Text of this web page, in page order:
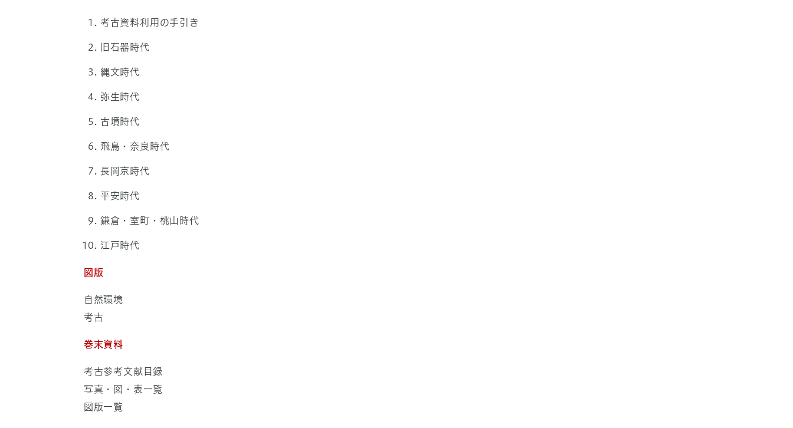
考古資料利用の手引き
旧石器時代
縄文時代
弥生時代
古墳時代
飛鳥・奈良時代
長岡京時代
平安時代
鎌倉・室町・桃山時代
江戸時代
図版
自然環境
考古
巻末資料
考古参考文献目録
写真・図・表一覧
図版一覧